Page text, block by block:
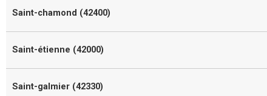
Saint-chamond (42400)
Saint-étienne (42000)
Saint-galmier (42330)